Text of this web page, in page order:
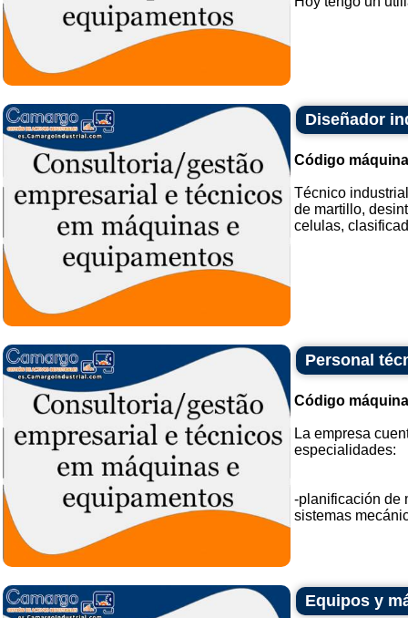
Diseñador
Código
Técnico
de martillo,
celulas,
Personal
Código
La empresa
especialidades:
-planificación de
sistemas
Equipos y